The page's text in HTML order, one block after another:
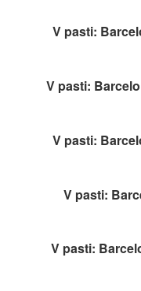
V pasti:
V pasti:
V pasti:
V pasti:
V pasti: